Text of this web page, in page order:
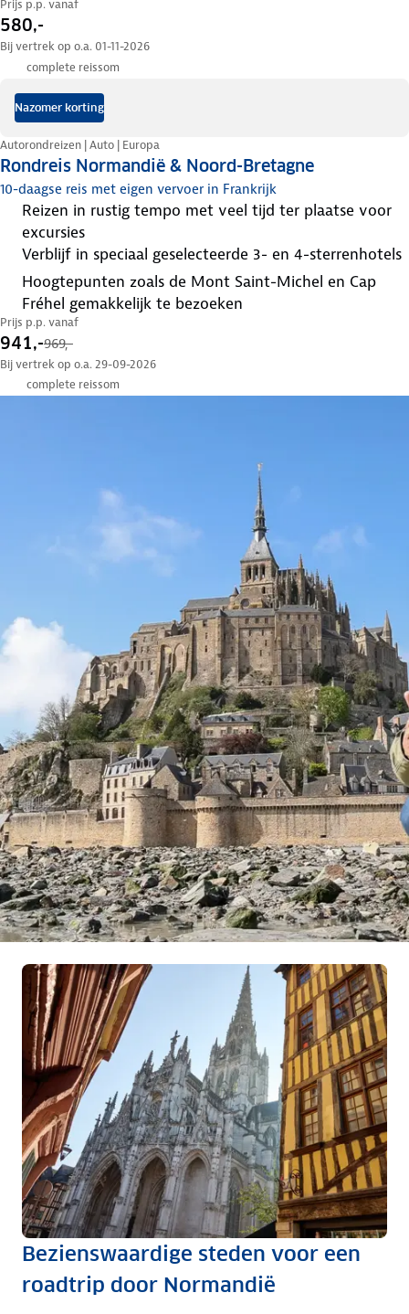
Prijs p.p. vanaf
580,-
Bij vertrek op o.a. 01-11-2026
complete reissom
Nazomer korting
Rondreis Normandië & Noord-Bretagne
Autorondreizen | Auto | Europa
10-daagse reis met eigen vervoer in Frankrijk
reizen in rustig tempo met veel tijd ter plaatse voor
excursies
verblijf in speciaal geselecteerde 3- en 4-sterrenhotels
hoogtepunten zoals de Mont Saint-Michel en Cap
Fréhel gemakkelijk te bezoeken
Prijs p.p. vanaf
941,-969,-
Bij vertrek op o.a. 29-09-2026
complete reissom
Roadtrippen door
Normandië
Mee met Maurice Lede
Meer in Kampioen
Bezienswaardige steden voor een
roadtrip door Normandië